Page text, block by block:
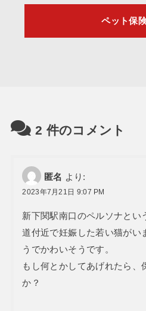
ペット保
2 件のコメント
匿名 より:
2023年7月21日 9:07 PM
新下関駅南口のペルソナとい
道付近で妊娠した若い猫がい
うでかわいそうです。
もし何とかしてあげれたら、
か？